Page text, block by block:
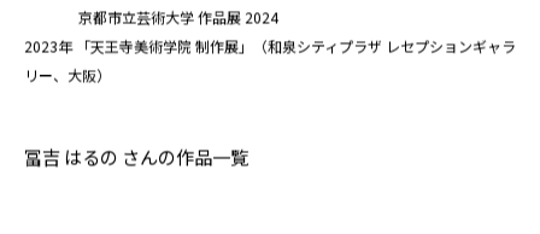
京都市立芸術大学 作品展 2024
2023年 「天王寺美術学院 制作展」（和泉シティプラザ レセプションギャラ
リー、大阪）
冨吉 はるの さんの作品一覧